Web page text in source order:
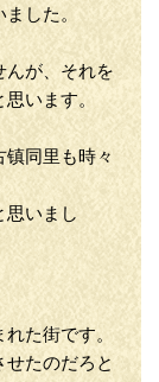
した。
んが、それを
います。
同里も時々
いまし
た街です。
たのだろと